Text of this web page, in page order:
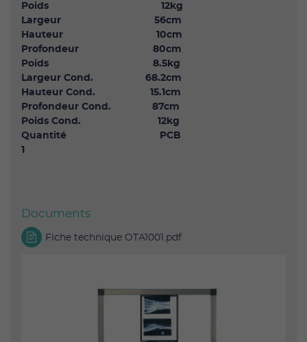
Poids 12kg
Largeur 56cm
Hauteur 10cm
Profondeur 80cm
Poids 8.5kg
Largeur Cond. 68.2cm
Hauteur Cond. 15.1cm
Profondeur Cond. 87cm
Poids Cond. 12kg
Quantité PCB
1
Documents
Fiche technique OTA1001.pdf